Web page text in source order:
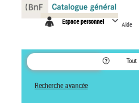
Espace personnel Aide
Tout
Recherche avancée
Panneau de gestion des cookies